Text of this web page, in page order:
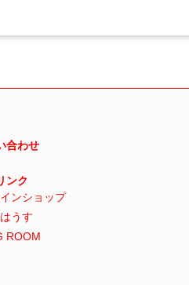
合わせ
ンク
ンショップ
うす
ROOM